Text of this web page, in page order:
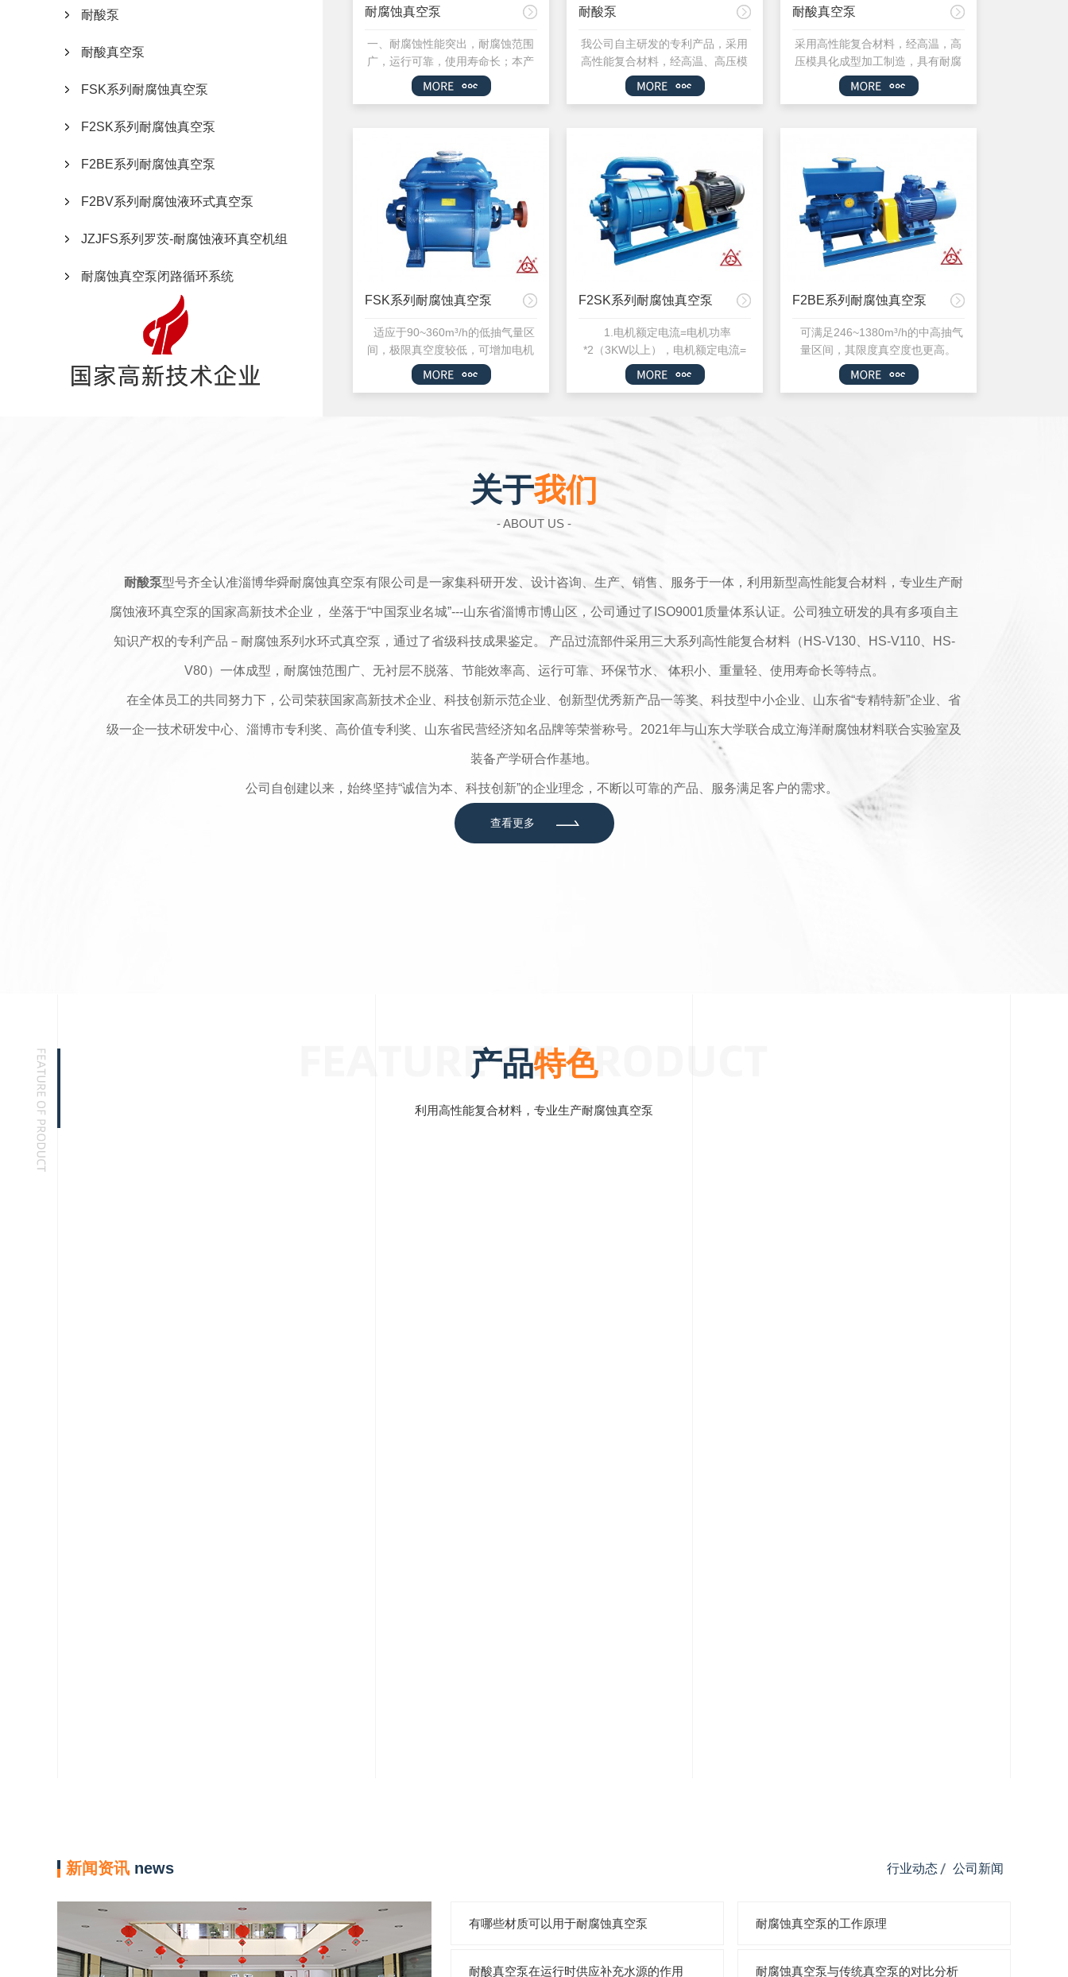
耐酸泵
耐酸真空泵
FSK系列耐腐蚀真空泵
F2SK系列耐腐蚀真空泵
F2BE系列耐腐蚀真空泵
F2BV系列耐腐蚀液环式真空泵
JZJFS系列罗茨-耐腐蚀液环真空机组
耐腐蚀真空泵闭路循环系统
耐腐蚀真空泵
一、耐腐蚀性能突出，耐腐蚀范围
广，运行可靠，使用寿命长；本产
品采用高性能复合材料经高温高压
一次压铸成型，材质的改变从根本
避免了因设备腐蚀损坏带来的大量
维修和生产间断造成的损失。针对
真空泵特点对酚醛玻璃钢材料进
行...
耐酸泵
我公司自主研发的专利产品，采用
高性能复合材料，经高温、高压模
具化成型加工制造，所有过流部件
一次性模压成型，耐酸泵具有耐腐
点。 经过实验和生产中的实际
应用，高性能复合材料真空泵可以
很好的适用于...
耐酸真空泵
采用高性能复合材料，经高温，高
压模具化成型加工制造，具有耐腐
蚀范围广、真空度高、在高真空区
间抽速大、体积小，重量轻、环保
很好的适用于抽吸氯化氢、磷酸、
盐酸、甲苯、乙醇、二氧化硫、二
氯甲烷、二氯乙烷、溴化氢...
FSK系列耐腐蚀真空泵
适应于90~360m³/h的低抽气量区
间，极限真空度较低，可增加电机
功率作为压缩机使用。 1.电机
额定电流=电机功率*2（3KW以
F2SK系列耐腐蚀真空泵
1.电机额定电流=电机功率
*2（3KW以上），电机额定电流=
电机功率*2.5（3KW及以下），2
极电机同步转速为3000r/min，4极
机同步转速为 1000r/min，8极电动
F2BE系列耐腐蚀真空泵
可满足246~1380m³/h的中高抽气
量区间，其限度真空度也更高。
F2BE系列采用弯曲叶轮设
计，泵腔配备了一个单叶轮，上偏
关于我们
- ABOUT US -
耐酸泵型号齐全认准淄博华舜耐腐蚀真空泵有限公司是一家集科研开发、设计咨询、生产、销售、服务于一体，利用新型高性能复合材料，专业生产耐
腐蚀液环真空泵的国家高新技术企业， 坐落于“中国泵业名城”---山东省淄博市博山区，公司通过了ISO9001质量体系认证。公司独立研发的具有多项自主
知识产权的专利产品－耐腐蚀系列水环式真空泵，通过了省级科技成果鉴定。 产品过流部件采用三大系列高性能复合材料（HS-V130、HS-V110、HS-
V80）一体成型，耐腐蚀范围广、无衬层不脱落、节能效率高、运行可靠、环保节水、 体积小、重量轻、使用寿命长等特点。
在全体员工的共同努力下，公司荣获国家高新技术企业、科技创新示范企业、创新型优秀新产品一等奖、科技型中小企业、山东省“专精特新”企业、省
级一企一技术研发中心、淄博市专利奖、高价值专利奖、山东省民营经济知名品牌等荣誉称号。2021年与山东大学联合成立海洋耐腐蚀材料联合实验室及
装备产学研合作基地。
公司自创建以来，始终坚持“诚信为本、科技创新”的企业理念，不断以可靠的产品、服务满足客户的需求。
查看更多
产品特色
利用高性能复合材料，专业生产耐腐蚀真空泵
新闻资讯 news 行业动态 公司新闻
有哪些材质可以用于耐腐蚀真空泵
耐酸真空泵在运行时供应补充水源的作用
耐腐蚀真空泵的工作原理
耐腐蚀真空泵与传统真空泵的对比分析